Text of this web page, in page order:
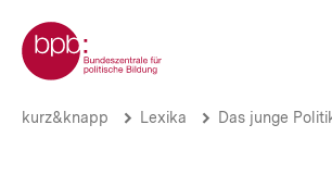
zum
Seiteninhalt
springen
Zur Startseite der bpb
Katastrophenfall
Brotkrümelnavigation
Pfadnavigation
kurz&knapp Lexika Das junge